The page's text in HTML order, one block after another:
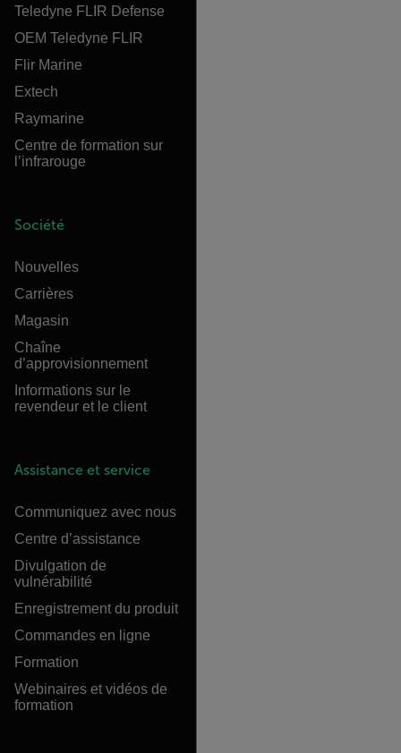
Teledyne FLIR Defense
OEM Teledyne FLIR
Flir Marine
Extech
Raymarine
Centre de formation sur
l’infrarouge
Société
Nouvelles
Carrières
Magasin
Chaîne
d’approvisionnement
Informations sur le
revendeur et le client
Assistance et service
Communiquez avec nous
Centre d’assistance
Divulgation de
vulnérabilité
Enregistrement du produit
Commandes en ligne
Formation
Webinaires et vidéos de
formation